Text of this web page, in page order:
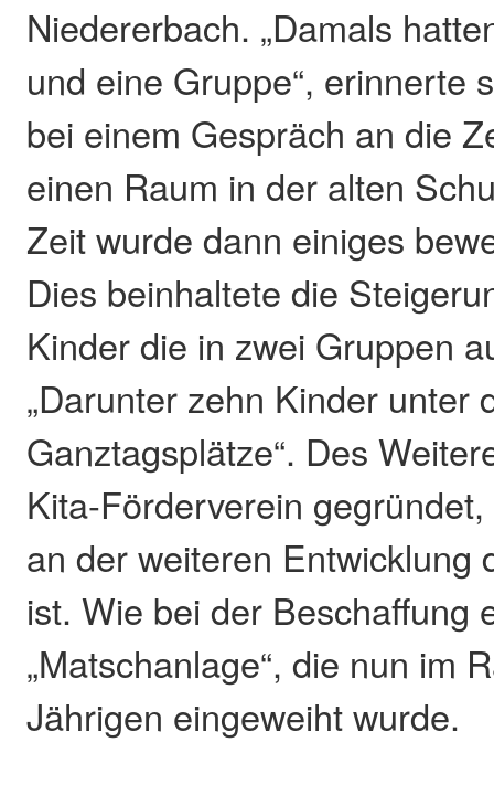
Niedererbach. „Damals
und eine Gruppe“, erinnerte
bei einem Gespräch an die
einen Raum in der alten
Zeit wurde dann einiges
Dies beinhaltete die
Kinder die in zwei Gruppen
„Darunter zehn Kinder unter
Ganztagsplätze“. Des
Kita-Förderverein
an der weiteren Entwicklung
ist. Wie bei der Beschaffung
„Matschanlage“, die nun im
Jährigen eingeweiht wurde.